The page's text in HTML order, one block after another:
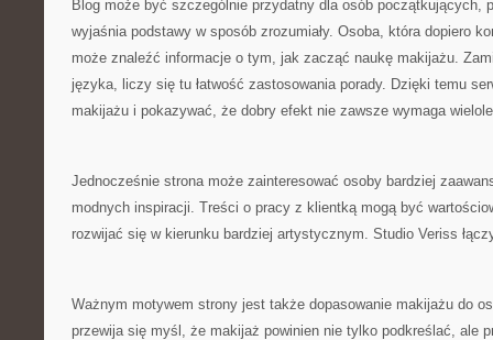
Blog może być szczególnie przydatny dla osób początkujących,
wyjaśnia podstawy w sposób zrozumiały. Osoba, która dopiero
może znaleźć informacje o tym, jak zacząć naukę makijażu.
języka, liczy się tu łatwość zastosowania porady. Dzięki temu
makijażu i pokazywać, że dobry efekt nie zawsze wymaga
Jednocześnie strona może zainteresować osoby bardziej
modnych inspiracji. Treści o pracy z klientką mogą być
rozwijać się w kierunku bardziej artystycznym. Studio Veriss
Ważnym motywem strony jest także dopasowanie makijażu do
przewija się myśl, że makijaż powinien nie tylko podkreślać, ale